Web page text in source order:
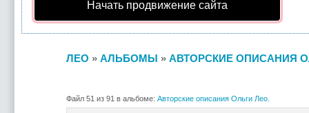
Начать продвижение сайта
ЛЕО » АЛЬБОМЫ » АВТОРСКИЕ ОПИСАНИЯ
Файл 51 из 91 в альбоме: Авторские описания Ольги Лео.